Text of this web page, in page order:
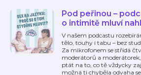
Pod peřinou –
o intimitě mluví
V našem podcastu
tělo, touhy i tabu – bez
Za mikrofonem se střídá
moderátorů a
ptát na to, co tě vždycky
možná ti chyběla odvaha